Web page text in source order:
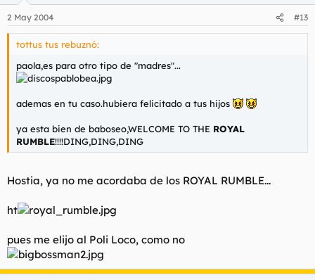
2 May 2004 #13
tottus tus rebuznó:
paola,es para otro tipo de "madres"...
ademas en tu caso.hubiera felicitado a tus hijos
ya esta bien de baboseo,WELCOME TO THE ROYAL
RUMBLE!!!!DING,DING,DING
Hostia, ya no me acordaba de los ROYAL RUMBLE...
ht
pues me elijo al Poli Loco, como no